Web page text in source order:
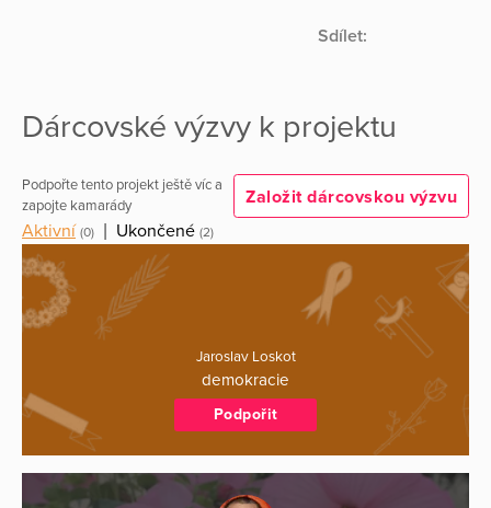
Sdílet:
Dárcovské výzvy k projektu
Podpořte tento projekt ještě víc a
zapojte kamarády
Založit dárcovskou výzvu
Aktivní (0) Ukončené (2)
Jaroslav Loskot
demokracie
Podpořit